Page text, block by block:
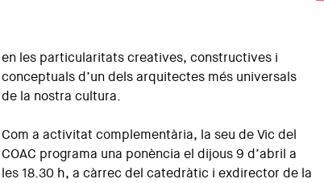
en les particularitats creatives, constructives i
conceptuals d’un dels arquitectes més universals
de la nostra cultura.
Com a activitat complementària, la seu de Vic del
COAC programa una ponència el dijous 9 d’abril a
les 18.30 h, a càrrec del catedràtic i exdirector de la